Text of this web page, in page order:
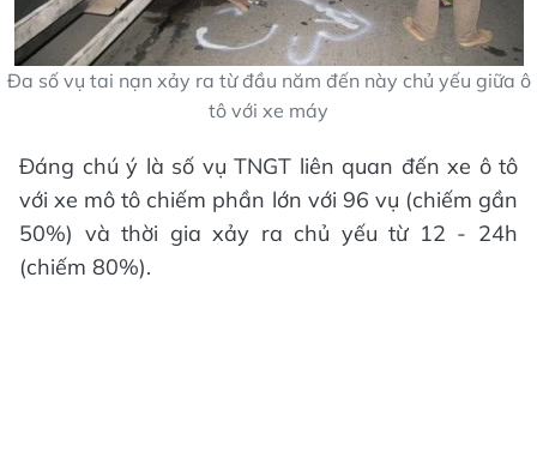
Đa số vụ tai nạn xảy ra từ đầu năm đến này chủ yếu giữa ô
tô với xe máy
Đáng chú ý là số vụ TNGT liên quan đến xe ô tô
với xe mô tô chiếm phần lớn với 96 vụ (chiếm gần
50%) và thời gia xảy ra chủ yếu từ 12 - 24h
(chiếm 80%).